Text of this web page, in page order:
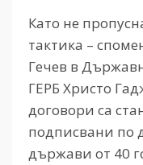
Като не
тактика –
Гечев в
ГЕРБ Христо
договори са
подписвани по
държави от 40